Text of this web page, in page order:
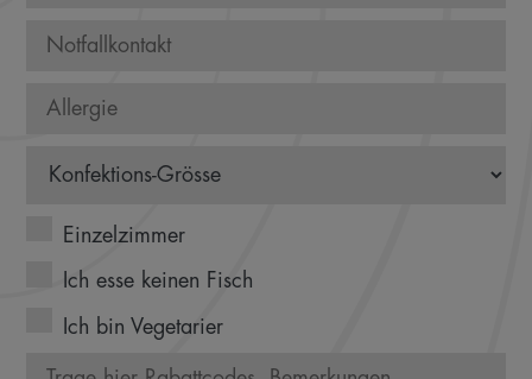
Einzelzimmer
Ich esse keinen Fisch
Ich bin Vegetarier